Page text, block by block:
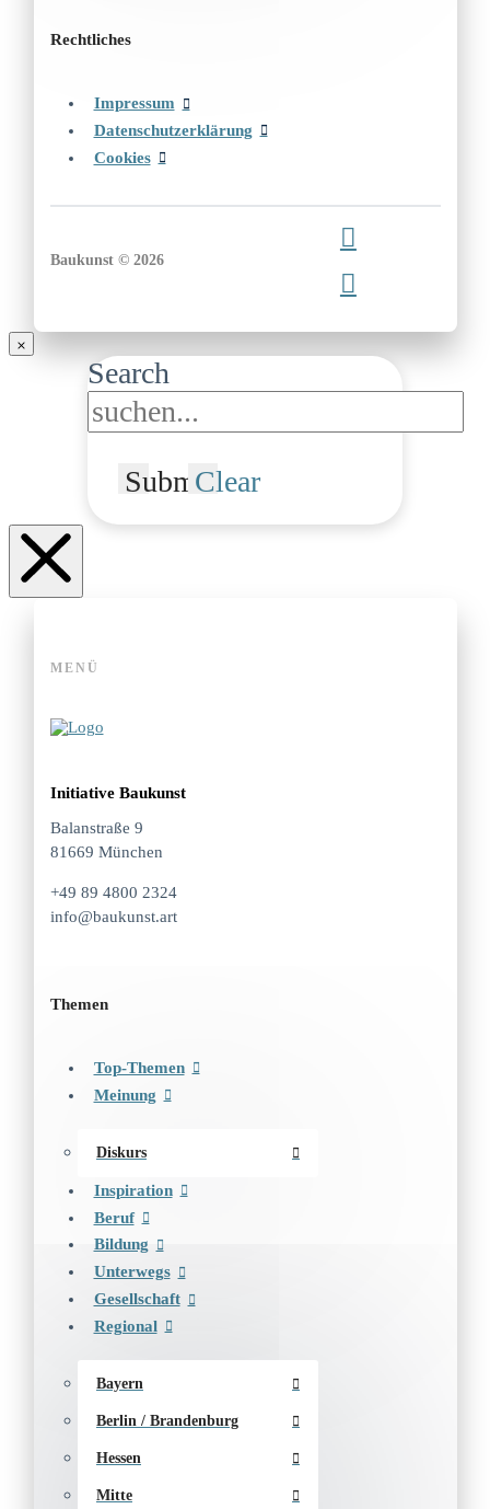
Rechtliches
Impressum
Datenschutzerklärung
Cookies
Baukunst © 2026
Search
SubmitClear
MENÜ
Initiative Baukunst
Balanstraße 9
81669 München
+49 89 4800 2324
info@baukunst.art
Themen
Top-Themen
Meinung
Diskurs
Inspiration
Beruf
Bildung
Unterwegs
Gesellschaft
Regional
Bayern
Berlin / Brandenburg
Hessen
Mitte